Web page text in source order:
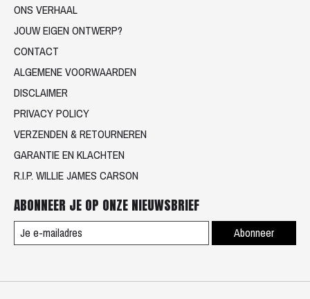
ONS VERHAAL
JOUW EIGEN ONTWERP?
CONTACT
ALGEMENE VOORWAARDEN
DISCLAIMER
PRIVACY POLICY
VERZENDEN & RETOURNEREN
GARANTIE EN KLACHTEN
R.I.P. WILLIE JAMES CARSON
ABONNEER JE OP ONZE NIEUWSBRIEF
Abonneer